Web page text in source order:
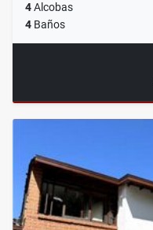
4Alcobas
4 Baños